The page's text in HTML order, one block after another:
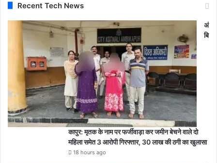
Recent Tech News
अं
बि
कापुर: मृतक के नाम पर फर्जीवाड़ा कर जमीन बेचने वाले दो
महिला समेत 3 आरोपी गिरफ्तार, 30 लाख की ठगी का खुलासा
18 hours ago